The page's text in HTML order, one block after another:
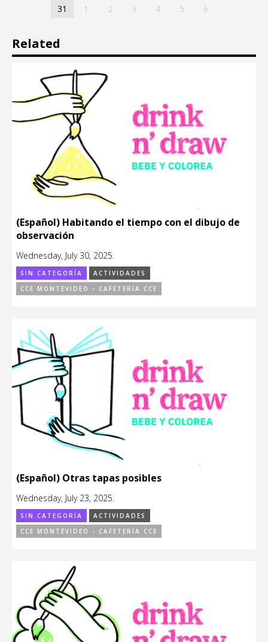
31
1 2 3 4 5 6
Related
(Español) Habitando el tiempo con el dibujo de
observación
Wednesday, July 30, 2025.
SIN CATEGORÍA
ACTIVIDADES
CCE MONTEVIDEO - CAFETERÍA CCE
(Español) Otras tapas posibles
Wednesday, July 23, 2025.
SIN CATEGORÍA
ACTIVIDADES
CCE MONTEVIDEO - CAFETERÍA CCE